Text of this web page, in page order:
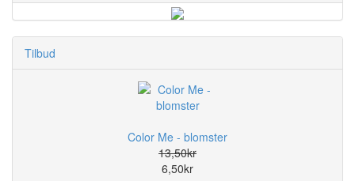
Tilbud
Color Me - blomster
13,50kr
6,50kr